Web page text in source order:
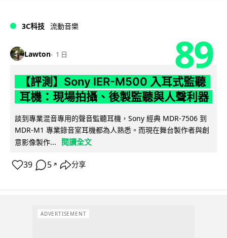
3C科技 流動音樂
Lawton 1 日 89
【評測】Sony IER-M500 入耳式監聽
耳機：現場拍攝、後製監聽與人聲利器
談到專業混音專用的聲音監聽耳機，Sony 經典 MDR-7506 到
MDR-M1 專業錄音室耳機都為人熟悉。而現在舞台製作者與創
意影像製作...
閱讀全文
39 5 ↗ 分享
ADVERTISEMENT